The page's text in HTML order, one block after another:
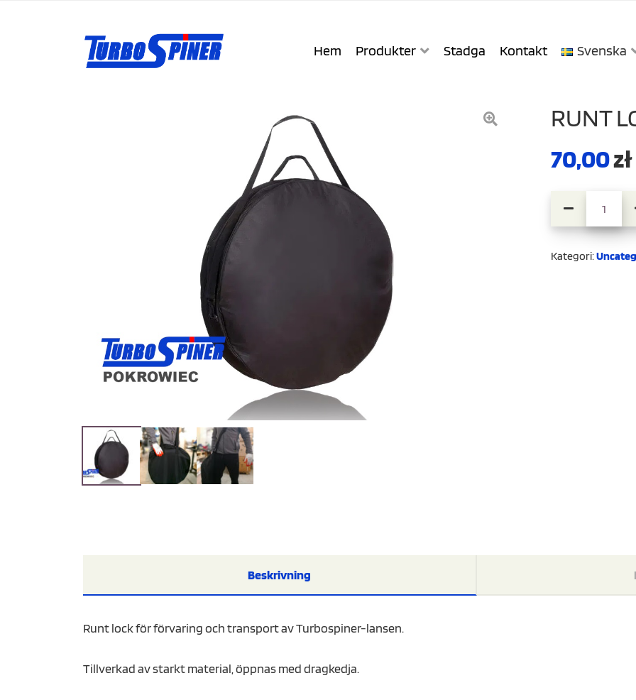
Hem Produkter Stadga Kontakt Svenska
RUNT
70,00zł
Runt lock
Kategori:
Beskrivning
Runt lock för förvaring och transport av Turbospiner-lansen.
Tillverkad av starkt material, öppnas med dragkedja.